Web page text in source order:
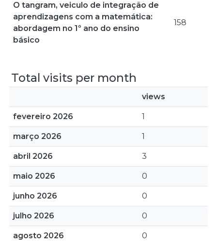
O tangram, veiculo de integração de
aprendizagens com a matemática:
abordagem no 1º ano do ensino
básico
158
Total visits per month
views
fevereiro 2026 1
março 2026 1
abril 2026 3
maio 2026 0
junho 2026 0
julho 2026 0
agosto 2026 0